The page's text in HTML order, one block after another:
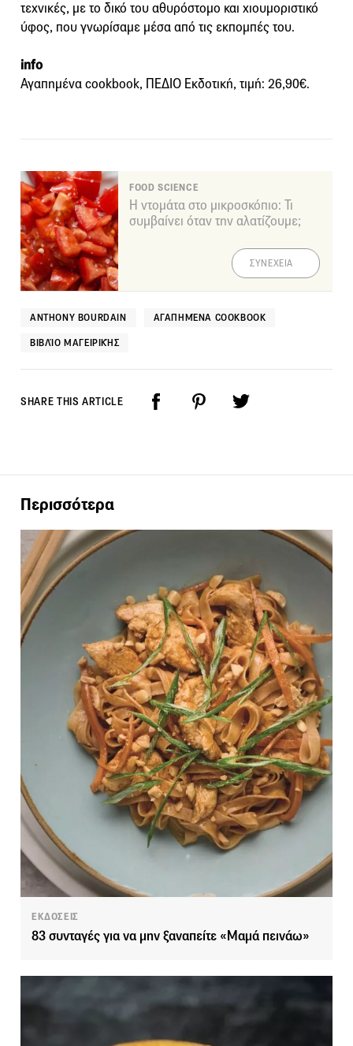
τεχνικές, με το δικό του αθυρόστομο και χιουμοριστικό
ύφος, που γνωρίσαμε μέσα από τις εκπομπές του.
info
Αγαπημένα cookbook, ΠΕΔΙΟ Εκδοτική, τιμή: 26,90€.
FOOD SCIENCE
Η ντομάτα στο μικροσκόπιο: Τι
συμβαίνει όταν την αλατίζουμε;
ΣΥΝΕΧΕΙΑ
ANTHONY BOURDAIN ΑΓΑΠΗΜΈΝΑ COOKBOOK
ΒΙΒΛΊΟ ΜΑΓΕΙΡΙΚΉΣ
SHARE THIS ARTICLE
Περισσότερα
ΕΚΔΟΣΕΙΣ
83 συνταγές για να μην ξαναπείτε «Μαμά πεινάω»